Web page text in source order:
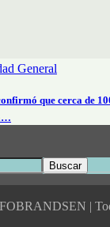
General
que cerca de
|